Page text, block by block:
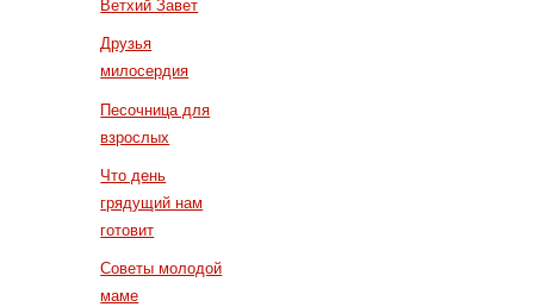
Ветхий Завет
Друзья
милосердия
Песочница для
взрослых
Что день
грядущий нам
готовит
Советы молодой
маме